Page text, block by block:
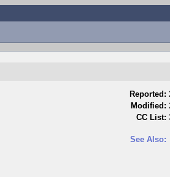
Reported:
Modified:
CC List:
See Also: